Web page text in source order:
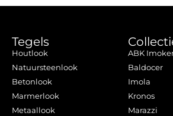
Tegels
Houtlook
Natuursteenlook
Betonlook
Marmerlook
Metaallook
ABK
Baldocer
Imola
Kronos
Marazzi